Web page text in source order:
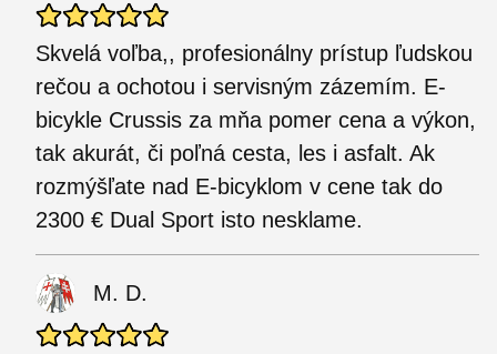
Skvelá voľba,, profesionálny prístup ľudskou
rečou a ochotou i servisným zázemím. E-
bicykle Crussis za mňa pomer cena a výkon,
tak akurát, či poľná cesta, les i asfalt. Ak
rozmýšľate nad E-bicyklom v cene tak do
2300 € Dual Sport isto nesklame.
M. D.